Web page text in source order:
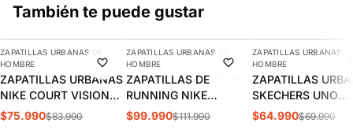
También te puede gustar
-10%
AGREGAR
ZAPATILLAS URBANAS DE
HOMBRE
ZAPATILLAS URBANAS
NIKE COURT VISION
LOW HOMBRE |
$75.990$83.990
-11%
AGREGAR
ZAPATILLAS URBANAS DE
HOMBRE
ZAPATILLAS DE
RUNNING NIKE
INITIATOR HOMBRE |
$99.990$111.990
-7%
ZAPATILLAS URBANAS
HOMBRE
ZAPATILLAS
SKECHERS UNO
STAND HOMBRE |
$64.990$69.990